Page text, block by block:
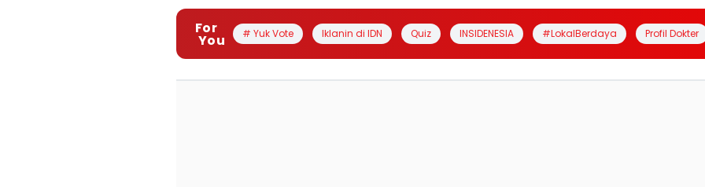
For
You # Yuk Vote Iklanin di IDN Quiz INSIDENESIA #LokalBerdaya Profil Dokter